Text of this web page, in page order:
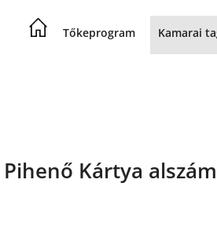
Tőkeprogram Kamarai
Kártya